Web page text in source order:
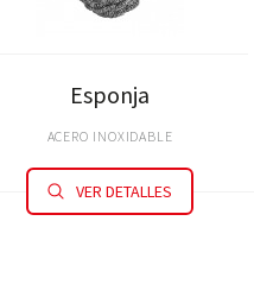
Esponja
ACERO INOXIDABLE
VER DETALLES